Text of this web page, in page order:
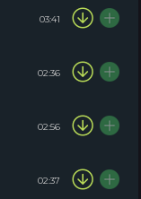
03:41
02:36
02:56
02:37